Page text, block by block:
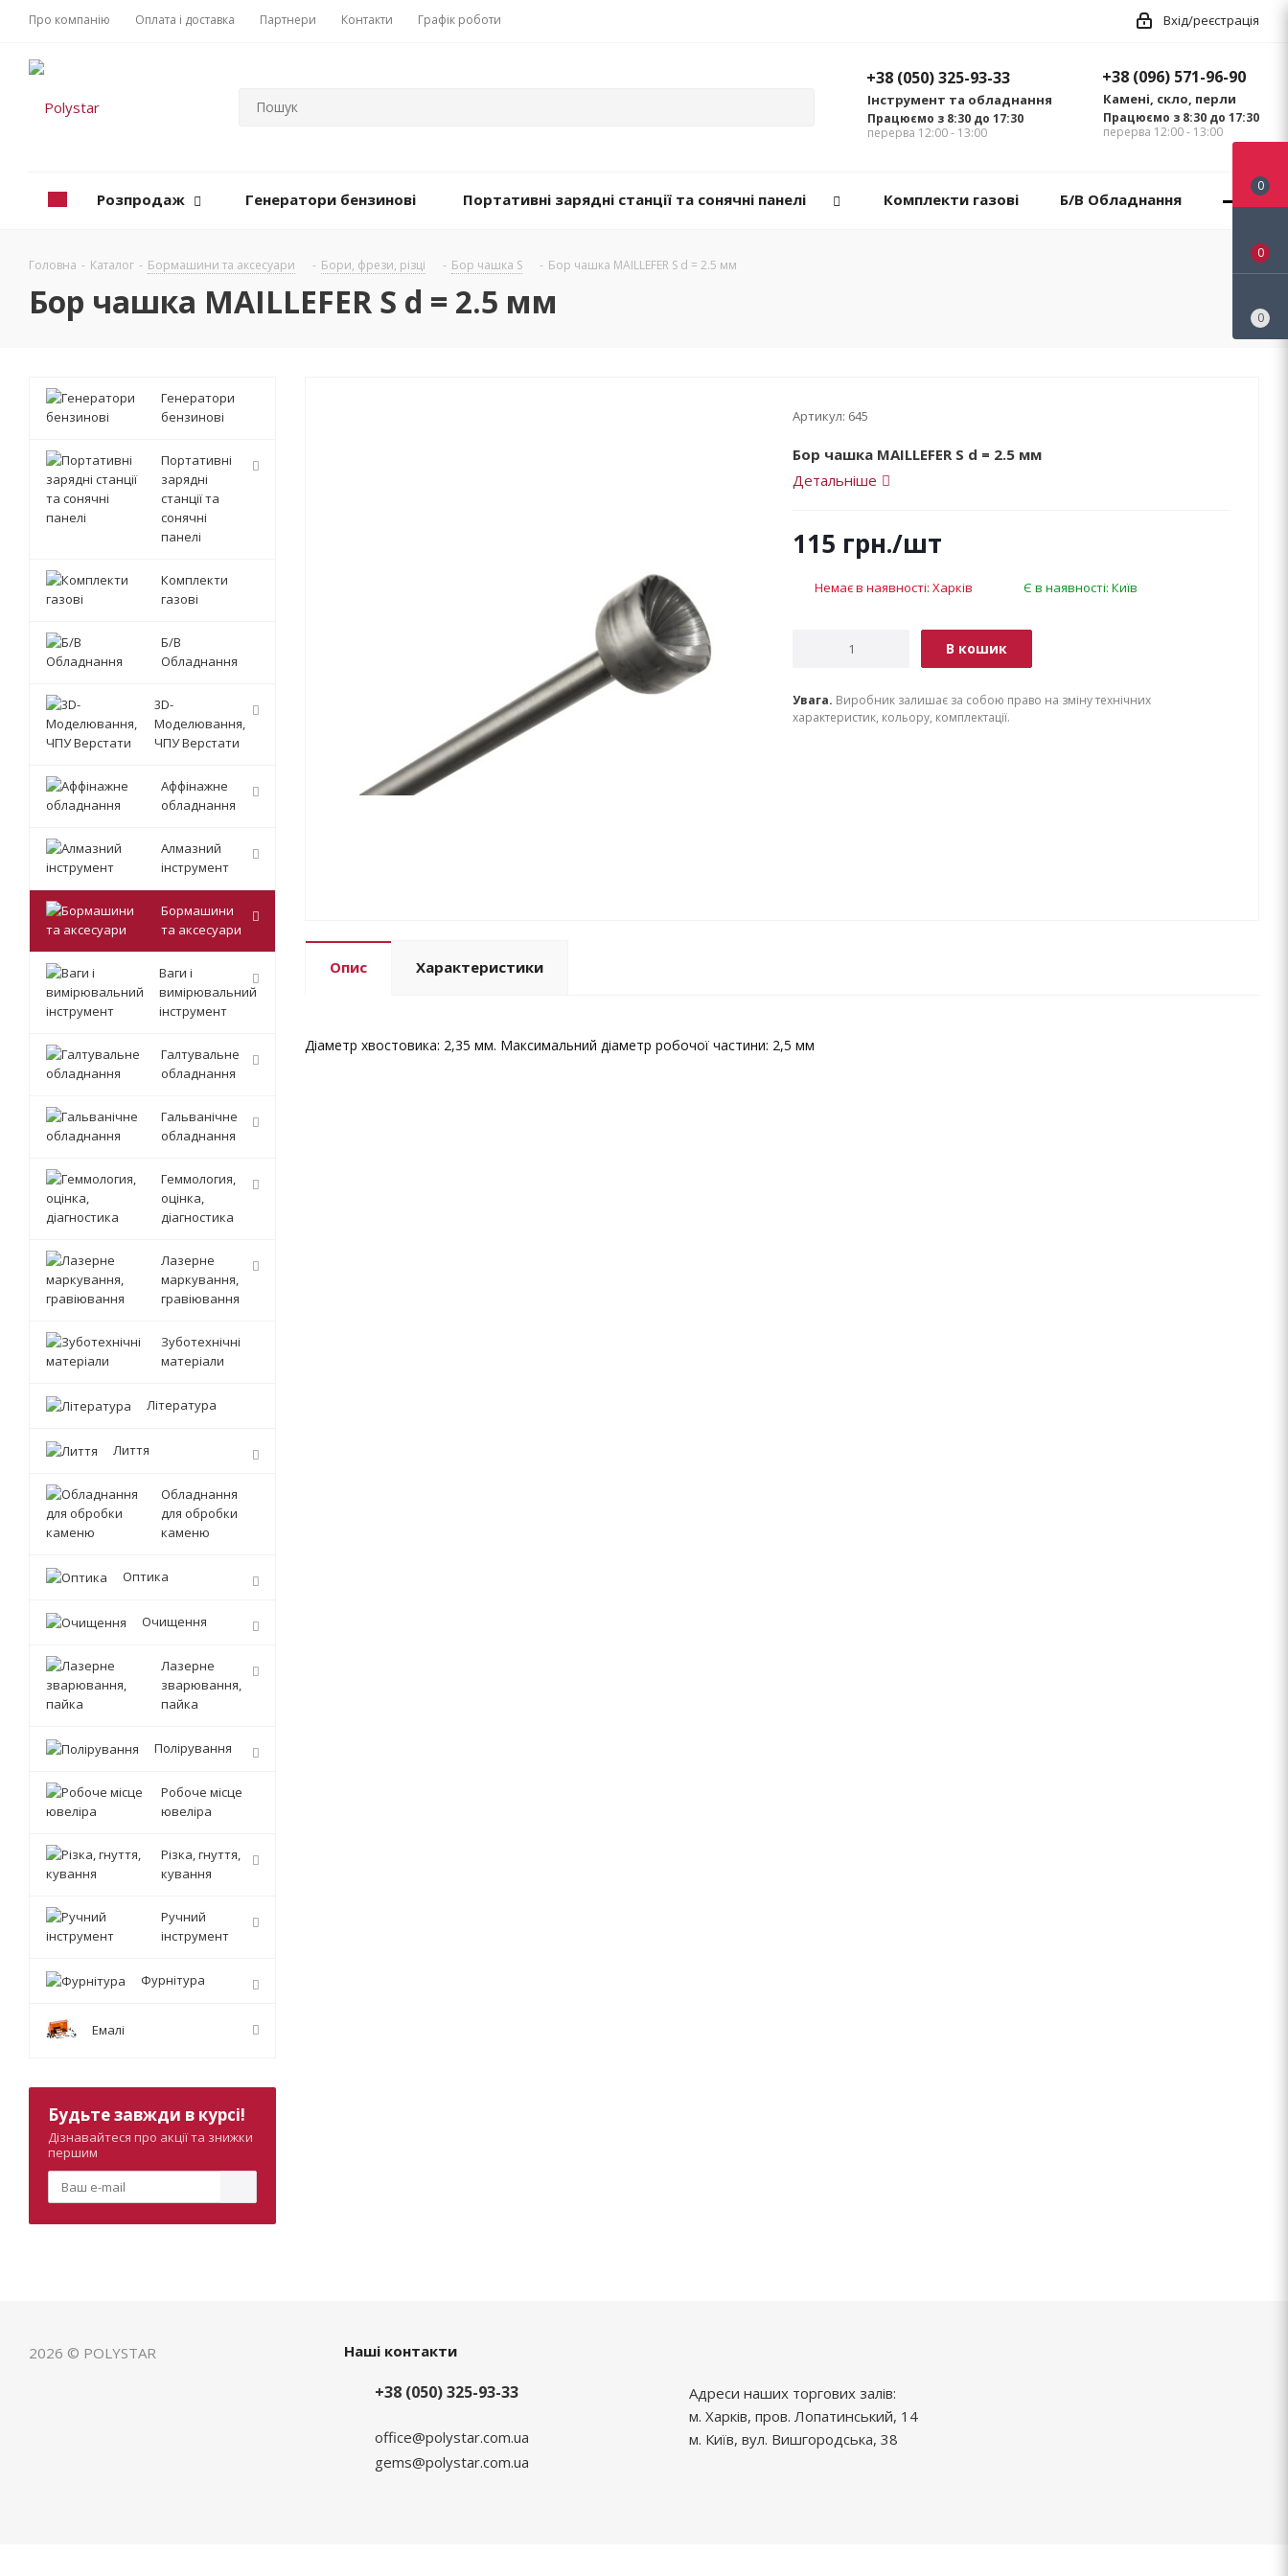
Про компанію Оплата і доставка Партнери Контакти Графік роботи Вхід/реєстрація
+38 (096) 571-96-90
Камені, скло, перли
Працюємо з 8:30 до 17:30
перерва 12:00 - 13:00
+38 (050) 325-93-33
Інструмент та обладнання
Працюємо з 8:30 до 17:30
перерва 12:00 - 13:00
Розпродаж Генератори бензинові Портативні зарядні станції та сонячні панелі Комплекти газові Б/В Обладнання
Головна - Каталог - Бормашини та аксесуари - Бори, фрези, різці - Бор чашка S - Бор чашка MAILLEFER S d = 2.5 мм
Бор чашка MAILLEFER S d = 2.5 мм
Артикул: 645
Бор чашка MAILLEFER S d = 2.5 мм
Детальніше
115 грн./шт
Немає в наявності: Харків Є в наявності: Київ
В кошик
Увага. Виробник залишає за собою право на зміну технічних
характеристик, кольору, комплектації.
Опис Характеристики
Діаметр хвостовика: 2,35 мм. Максимальний діаметр робочої частини: 2,5 мм
Генератори
бензинові
Портативні
зарядні
станції та
сонячні
панелі
Комплекти
газові
Б/В
Обладнання
3D-
Моделювання,
ЧПУ Верстати
Аффінажне
обладнання
Алмазний
інструмент
Бормашини
та аксесуари
Ваги і
вимірювальний
інструмент
Галтувальне
обладнання
Гальванічне
обладнання
Геммология,
оцінка,
діагностика
Лазерне
маркування,
гравіювання
Зуботехнічні
матеріали
Література
Лиття
Обладнання
для обробки
каменю
Оптика
Очищення
Лазерне
зварювання,
пайка
Полірування
Робоче місце
ювеліра
Різка, гнуття,
кування
Ручний
інструмент
Фурнітура
Емалі
Будьте завжди в курсі!
Дізнавайтеся про акції та знижки
першим
2026 © POLYSTAR Наші контакти
+38 (050) 325-93-33
office@polystar.com.ua
gems@polystar.com.ua
Адреси наших торгових залів:
м. Харків, пров. Лопатинський, 14
м. Київ, вул. Вишгородська, 38
0
0
0